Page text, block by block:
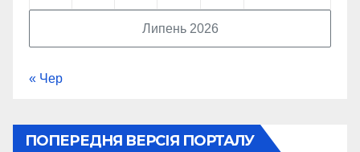
Липень 2026
« Чер
ПОПЕРЕДНЯ ВЕРСІЯ ПОРТАЛУ